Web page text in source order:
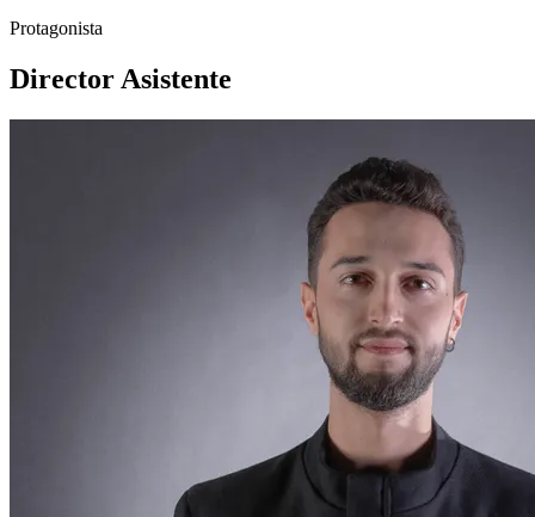
Protagonista
Director Asistente